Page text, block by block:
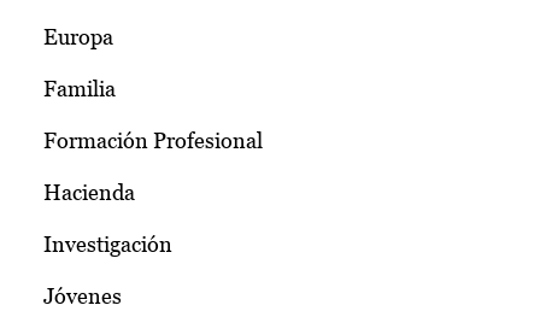
Europa
Familia
Formación Profesional
Hacienda
Investigación
Jóvenes